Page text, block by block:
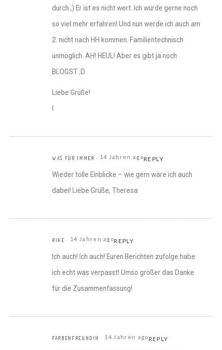
durch ;) Er ist es nicht wert. Ich würde gerne noch
so viel mehr erfahren! Und nun werde ich auch am
2. nicht nach HH kommen. Familientechnisch
unmöglich. AH! HEUL! Aber es gibt ja noch
BLOGST ;D
Liebe Grüße!
WAS FÜR IMMER 14 Jahren agoREPLY
Wieder tolle Einblicke – wie gern wäre ich auch
dabei! Liebe Grüße, Theresa
RIKE 14 Jahren agoREPLY
Ich auch! Ich auch! Euren Berichten zufolge habe
ich echt was verpasst! Umso größer das Danke
für die Zusammenfassung!
FARBENFREUNDIN 14 Jahren agoREPLY